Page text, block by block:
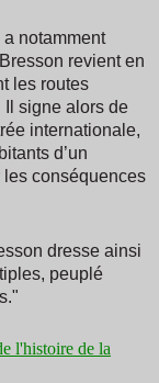
notamment
revient en
les routes
Il signe alors de
internationale,
d’un
les conséquences
dresse ainsi
peuplé
"
l'histoire de la